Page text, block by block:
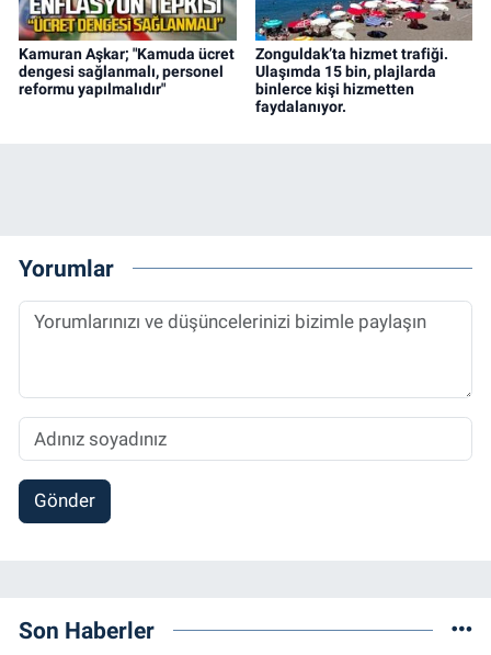
Kamuran Aşkar; "Kamuda ücret
dengesi sağlanmalı, personel
reformu yapılmalıdır"
Zonguldak’ta hizmet trafiği.
Ulaşımda 15 bin, plajlarda
binlerce kişi hizmetten
faydalanıyor.
Yorumlar
Gönder
Son Haberler